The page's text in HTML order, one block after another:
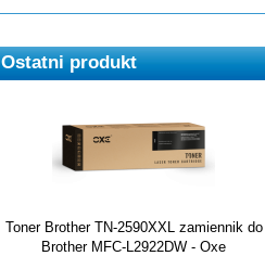
Ostatni produkt
Toner Brother TN-2590XXL zamiennik do
Brother MFC-L2922DW - Oxe